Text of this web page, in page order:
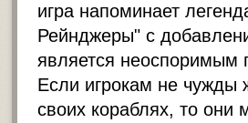
игра напоминает
Рейнджеры" с
является неоспоримым
Если игрокам не чужды
своих кораблях, то они